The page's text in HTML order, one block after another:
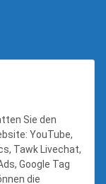
Sie den
YouTube,
Tawk Livechat,
Google Tag
die